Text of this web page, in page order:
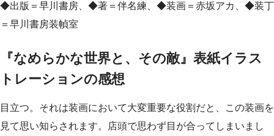
◆出版＝早川書房、◆著＝伴名練、◆装画＝赤坂アカ、◆装丁
＝早川書房装幀室
『なめらかな世界と、その敵』表紙イラス
トレーションの感想
目立つ。それは装画において大変重要な役割だと、この装画を
見て思い知らされます。店頭で思わず目が合ってしまいまし